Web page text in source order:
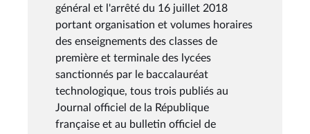
général et l'arrêté du 16 juillet 2018
portant organisation et volumes horaires
des enseignements des classes de
première et terminale des lycées
sanctionnés par le baccalauréat
technologique, tous trois publiés au
Journal officiel de la République
française et au bulletin officiel de